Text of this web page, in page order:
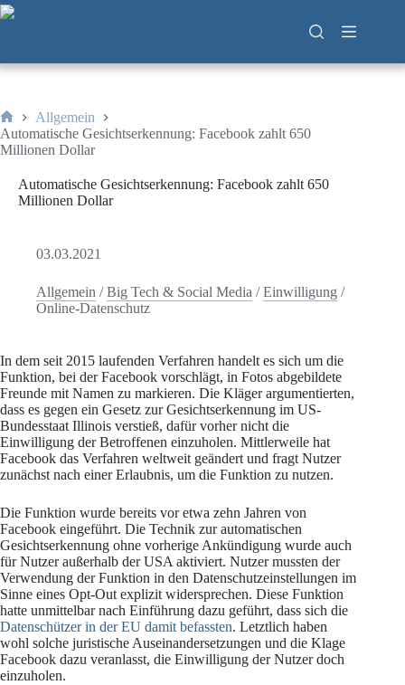
Zum
Inhalt
Start
Allgemein
Automatische Gesichtserkennung: Facebook zahlt 650
Millionen Dollar
Automatische Gesichtserkennung: Facebook zahlt 650
Millionen Dollar
03.03.2021
Allgemein /Big Tech & Social Media /Einwilligung /
Online-Datenschutz
In dem seit 2015 laufenden Verfahren handelt es sich um die
Funktion, bei der Facebook vorschlägt, in Fotos abgebildete
Freunde mit Namen zu markieren. Die Kläger argumentierten,
dass es gegen ein Gesetz zur Gesichtserkennung im US-
Bundesstaat Illinois verstieß, dafür vorher nicht die
Einwilligung der Betroffenen einzuholen. Mittlerweile hat
Facebook das Verfahren weltweit geändert und fragt Nutzer
zunächst nach einer Erlaubnis, um die Funktion zu nutzen.
Die Funktion wurde bereits vor etwa zehn Jahren von
Facebook eingeführt. Die Technik zur automatischen
Gesichtserkennung ohne vorherige Ankündigung wurde auch
für Nutzer außerhalb der USA aktiviert. Nutzer mussten der
Verwendung der Funktion in den Datenschutzeinstellungen im
Sinne eines Opt-Out explizit widersprechen. Diese Funktion
hatte unmittelbar nach Einführung dazu geführt, dass sich die
Datenschützer in der EU damit befassten. Letztlich haben
wohl solche juristische Auseinandersetzungen und die Klage
Facebook dazu veranlasst, die Einwilligung der Nutzer doch
einzuholen.